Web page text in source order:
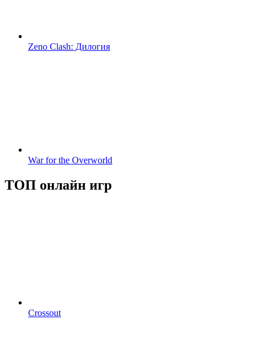
Zeno Clash: Дилогия
War for the Overworld
ТОП онлайн игр
Crossout